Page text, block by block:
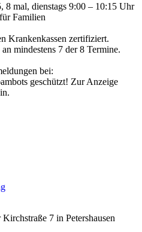
8 mal, dienstags 9:00 – 10:15 Uhr
Familien
Krankenkassen zertifiziert.
mindestens 7 der 8 Termine.
bei:
geschützt! Zur Anzeige